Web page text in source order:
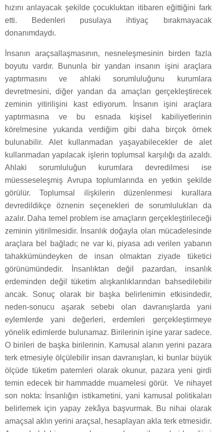
hızını anlayacak şekilde çocukluktan itibaren eğittiğini fark
etti. Bedenleri pusulaya ihtiyaç bırakmayacak
donanımdaydı.
İnsanın araçsallaşmasının, nesneleşmesinin birden fazla
boyutu vardır. Bununla bir yandan insanın işini araçlara
yaptırmasını ve ahlaki sorumluluğunu kurumlara
devretmesini, diğer yandan da amaçları gerçekleştirecek
zeminin yitirilişini kast ediyorum. İnsanın işini araçlara
yaptırmasına ve bu esnada kişisel kabiliyetlerinin
körelmesine yukarıda verdiğim gibi daha birçok örnek
bulunabilir. Alet kullanmadan yaşayabilecekler de alet
kullanmadan yapılacak işlerin toplumsal karşılığı da azaldı.
Ahlaki sorumluluğun kurumlara devredilmesi ise
müesseseleşmiş Avrupa toplumlarında en yetkin şekilde
görülür. Toplumsal ilişkilerin düzenlenmesi kurallara
devredildikçe öznenin seçenekleri de sorumlulukları da
azalır. Daha temel problem ise amaçların gerçekleştirileceği
zeminin yitirilmesidir. İnsanlık doğayla olan mücadelesinde
araçlara bel bağladı; ne var ki, piyasa adı verilen yabanın
tahakkümündeyken de insan olmaktan ziyade tüketici
görünümündedir. İnsanlıktan değil pazardan, insanlık
erdeminden değil tüketim alışkanlıklarından bahsedilebilir
ancak. Sonuç olarak bir başka belirlenimin etkisindedir,
neden-sonucu aşarak sebebi olan davranışlarda yani
eylemlerde yani değerleri, erdemleri gerçekleştirmeye
yönelik edimlerde bulunamaz. Birilerinin işine yarar sadece.
O birileri de başka birilerinin. Kamusal alanın yerini pazara
terk etmesiyle ölçülebilir insan davranışları, ki bunlar büyük
ölçüde tüketim paternleri olarak okunur, pazara yeni girdi
temin edecek bir hammadde muamelesi görür. Ve nihayet
son nokta: İnsanlığın istikametini, yani kamusal politikaları
belirlemek için yapay zekâya başvurmak. Bu nihai olarak
amaçsal aklın yerini araçsal, hesaplayan akla terk etmesidir.